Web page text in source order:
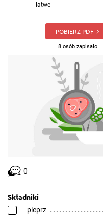
łatwe
POBIERZ PDF
8 osób zapisało
0
Składniki
pieprz